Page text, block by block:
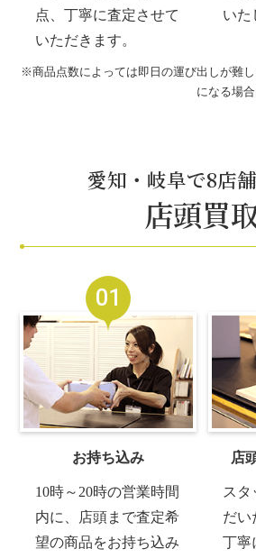
点、丁寧に査定させて
いただきます。
い
※商品点数によっては即日の運び出しが難
になる場
愛知・岐阜で8店
店頭買
01
お持ち込み
10時～20時の営業時間
内に、店頭まで査定希
望の商品をお持ち込み
店
スタ
だい
丁寧